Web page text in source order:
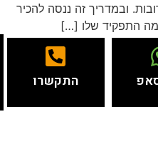
ובמדריך זה ננסה להכיר
התפקיד שלו […]
התקשרו